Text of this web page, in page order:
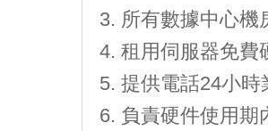
所有數據中心機
租用伺服器免費
提供電話24小時
負責硬件使用期